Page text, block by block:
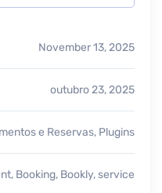
November 13, 2025
outubro 23, 2025
e Reservas, Plugins
, Booking, Bookly,service